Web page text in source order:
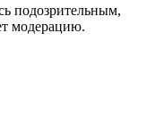
подозрительным,
модерацию.